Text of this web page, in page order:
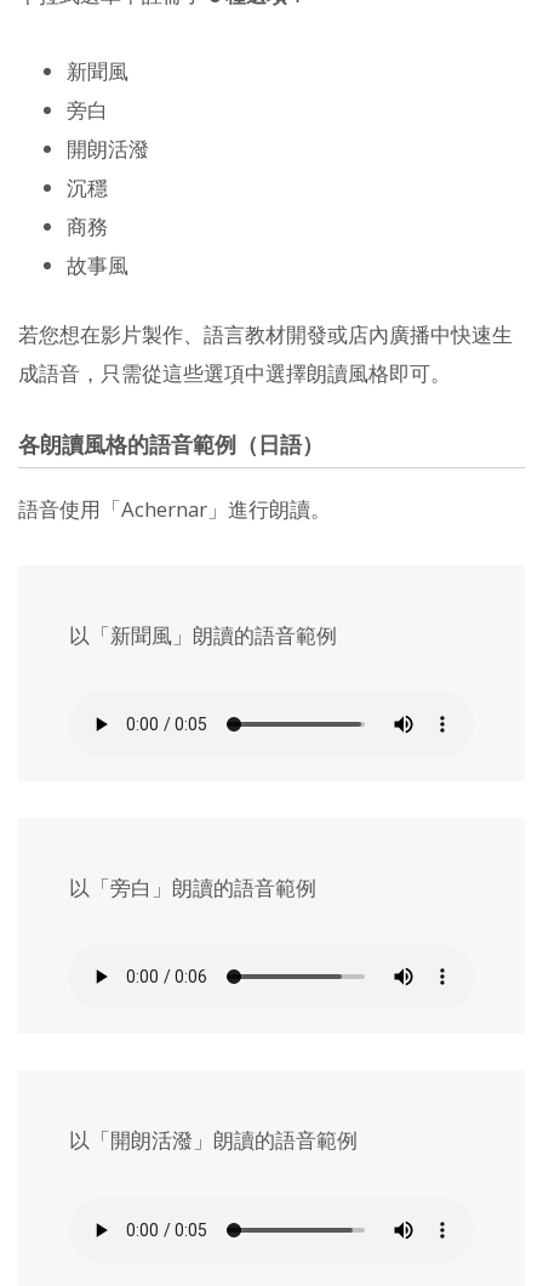
新聞風
旁白
開朗活潑
沉穩
商務
故事風
若您想在影片製作、語言教材開發或店內廣播中快速生
成語音，只需從這些選項中選擇朗讀風格即可。
各朗讀風格的語音範例（日語）
語音使用「Achernar」進行朗讀。
以「新聞風」朗讀的語音範例
以「旁白」朗讀的語音範例
以「開朗活潑」朗讀的語音範例